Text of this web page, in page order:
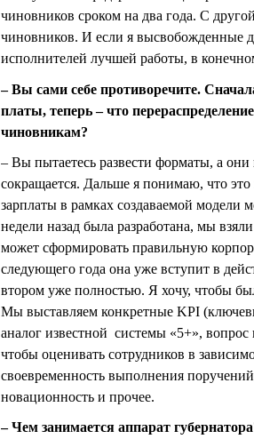
чиновников сроком на два года. С
чиновников. И если я высвобожденные
исполнителей лучшей работы, в
– Вы сами себе противоречите.
платы, теперь – что
чиновникам?
– Вы пытаетесь развести форматы, а
сокращается. Дальше я понимаю, что
зарплаты в рамках создаваемой модели
недели назад была разработана, мы
может сформировать правильную
следующего года она уже вступит в
втором уже полностью. Я хочу, чтобы
Мы выставляем конкретные KPI
аналог известной системы «5+»,
чтобы оценивать сотрудников в
своевременность выполнения
новационность и прочее.
– Чем занимается аппарат